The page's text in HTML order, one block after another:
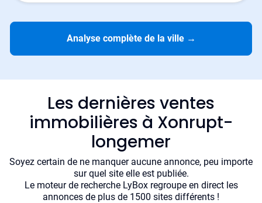
Analyse complète de la ville →
Les dernières ventes
immobilières à Xonrupt-
longemer
Soyez certain de ne manquer aucune annonce, peu importe
sur quel site elle est publiée.
Le moteur de recherche LyBox regroupe en direct les
annonces de plus de 1500 sites différents !